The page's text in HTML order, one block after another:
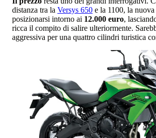
distanza tra la Versys 650 e la 1100, la
posizionarsi intorno ai 12.000 euro,
ricca il compito di salire ulteriormente.
aggressiva per una quattro cilindri turistica